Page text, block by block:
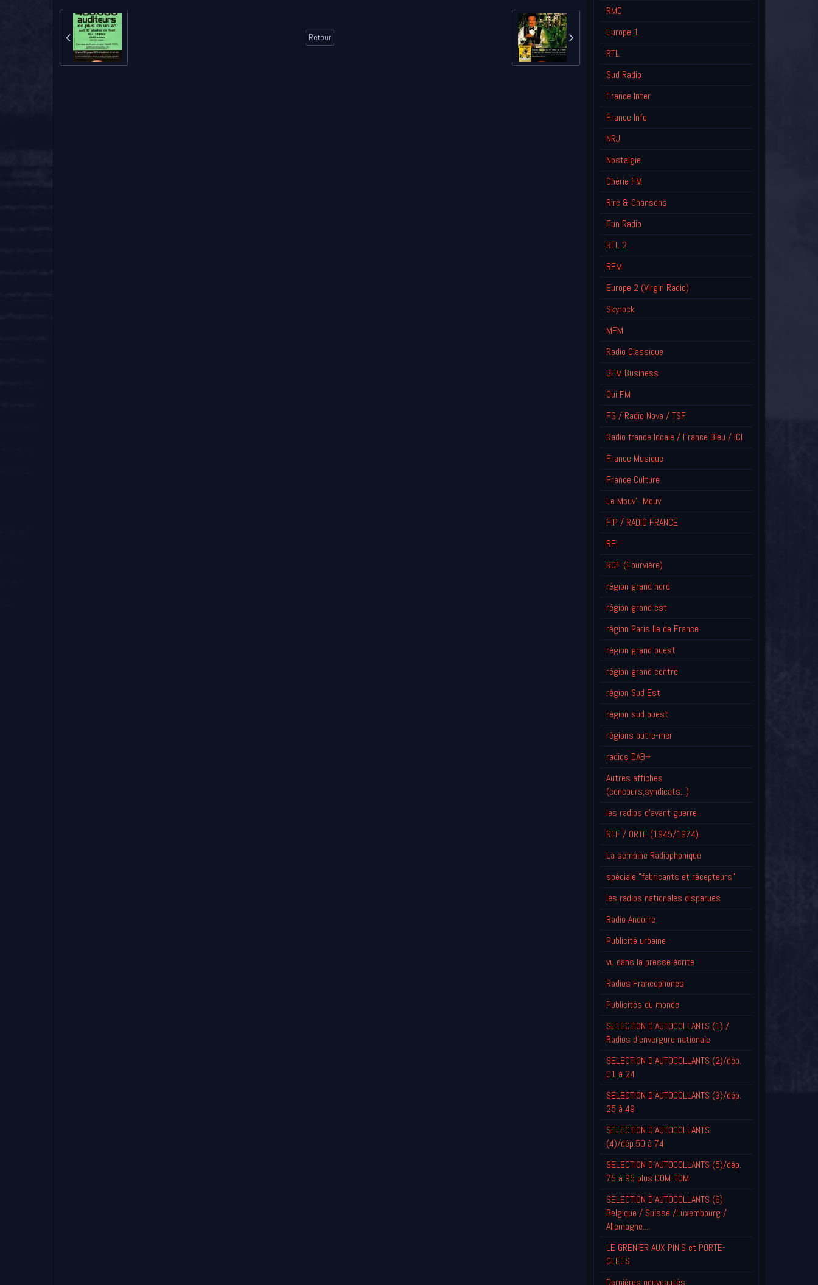
Retour
RMC
Europe 1
RTL
Sud Radio
France Inter
France Info
NRJ
Nostalgie
Chérie FM
Rire & Chansons
Fun Radio
RTL 2
RFM
Europe 2 (Virgin Radio)
Skyrock
MFM
Radio Classique
BFM Business
Oui FM
FG / Radio Nova / TSF
Radio france locale / France Bleu / ICI
France Musique
France Culture
Le Mouv'- Mouv'
FIP / RADIO FRANCE
RFI
RCF (Fourvière)
région grand nord
région grand est
région Paris Ile de France
région grand ouest
région grand centre
région Sud Est
région sud ouest
régions outre-mer
radios DAB+
Autres affiches
(concours,syndicats...)
les radios d'avant guerre
RTF / ORTF (1945/1974)
La semaine Radiophonique
spéciale "fabricants et récepteurs"
les radios nationales disparues
Radio Andorre
Publicité urbaine
vu dans la presse écrite
Radios Francophones
Publicités du monde
SELECTION D'AUTOCOLLANTS (1) /
Radios d'envergure nationale
SELECTION D'AUTOCOLLANTS (2)/dép.
01 à 24
SELECTION D'AUTOCOLLANTS (3)/dép.
25 à 49
SELECTION D'AUTOCOLLANTS
(4)/dép.50 à 74
SELECTION D'AUTOCOLLANTS (5)/dép.
75 à 95 plus DOM-TOM
SELECTION D'AUTOCOLLANTS (6)
Belgique / Suisse /Luxembourg /
Allemagne....
LE GRENIER AUX PIN'S et PORTE-
CLEFS
Derniéres nouveautés